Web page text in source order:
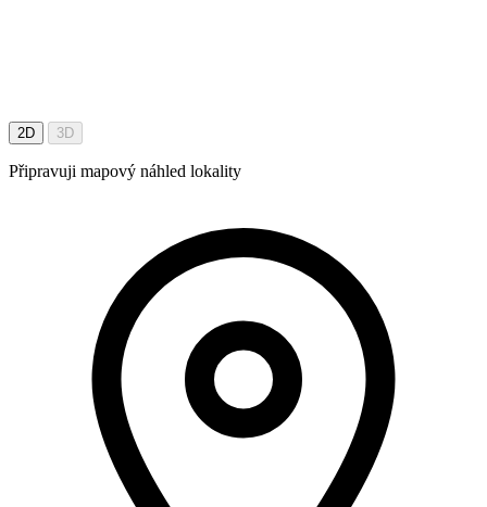
2D 3D
Připravuji mapový náhled lokality